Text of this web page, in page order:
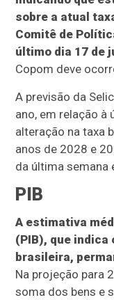
sobre a atual
Comitê de
último dia 17 de
Copom deve
A previsão da
ano, em relação à
alteração na taxa
anos de 2028 e
da última semana
PIB
A estimativa
(PIB), que indica
brasileira,
Na projeção para
soma dos bens e